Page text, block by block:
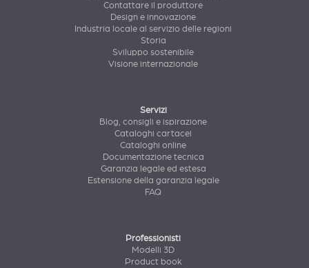
Contattare il produttore
Design e innovazione
Industria locale al servizio delle regioni
Storia
Sviluppo sostenibile
Visione internazionale
Servizi
Blog, consigli e ispirazione
Cataloghi cartacei
Cataloghi online
Documentazione tecnica
Garanzia legale ed estesa
Estensione della garanzia legale
FAQ
Professionisti
Modelli 3D
Product book